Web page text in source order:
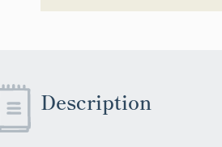
Description